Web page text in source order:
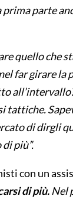
parte
quello che
far girare la
tattiche.
di dirgli
più”.
con un
di più.Nel